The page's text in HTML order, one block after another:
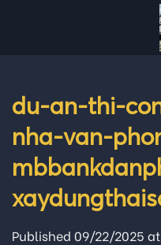
du-an-thi-
nha-van-
Published 09/22/2025 at